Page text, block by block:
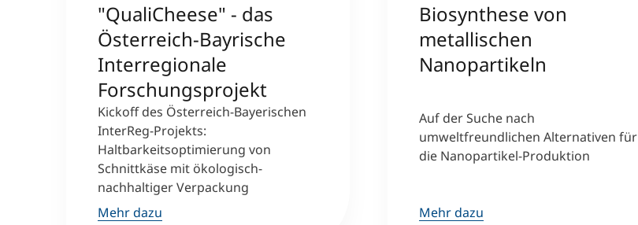
"QualiCheese" - das
Österreich-Bayrische
Interregionale
Forschungsprojekt
Kickoff des Österreich-Bayerischen
InterReg-Projekts:
Haltbarkeitsoptimierung von
Schnittkäse mit ökologisch-
nachhaltiger Verpackung
Mehr dazu
Biosynthese von
metallischen
Nanopartikeln
Auf der Suche nach
umweltfreundlichen Alternativen für
die Nanopartikel-Produktion
Mehr dazu